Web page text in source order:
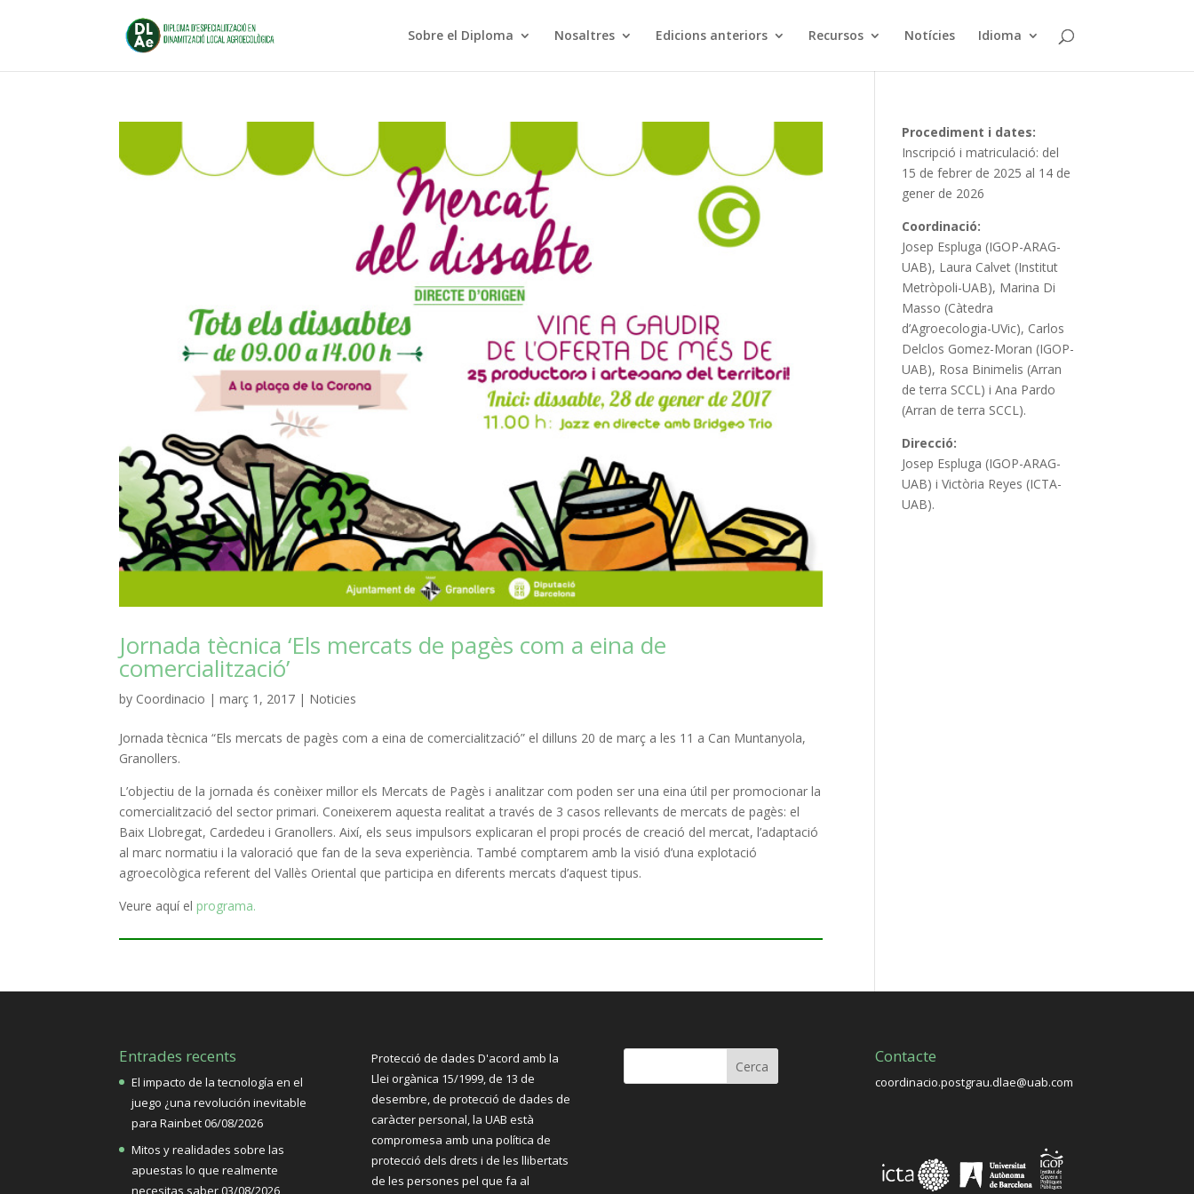
Sobre el Diploma Nosaltres Edicions anteriors Recursos Notícies Idioma
Jornada tècnica ‘Els mercats de pagès com a eina de
comercialització’
by Coordinacio |març 1, 2017 | Noticies
Jornada tècnica “Els mercats de pagès com a eina de comercialització” el dilluns 20 de març a les 11 a Can Muntanyola,
Granollers.
L’objectiu de la jornada és conèixer millor els Mercats de Pagès i analitzar com poden ser una eina útil per promocionar la
comercialització del sector primari. Coneixerem aquesta realitat a través de 3 casos rellevants de mercats de pagès: el
Baix Llobregat, Cardedeu i Granollers. Així, els seus impulsors explicaran el propi procés de creació del mercat, l’adaptació
al marc normatiu i la valoració que fan de la seva experiència. També comptarem amb la visió d’una explotació
agroecològica referent del Vallès Oriental que participa en diferents mercats d’aquest tipus.
Veure aquí el programa.
Procediment i dates:
Inscripció i matriculació: del
15 de febrer de 2025 al 14 de
gener de 2026
Coordinació:
Josep Espluga (IGOP-ARAG-
UAB), Laura Calvet (Institut
Metròpoli-UAB), Marina Di
Masso (Càtedra
d’Agroecologia-UVic), Carlos
Delclos Gomez-Moran (IGOP-
UAB), Rosa Binimelis (Arran
de terra SCCL) i Ana Pardo
(Arran de terra SCCL).
Direcció:
Josep Espluga (IGOP-ARAG-
UAB) i Victòria Reyes (ICTA-
UAB).
Entrades recents
El impacto de la tecnología en el
juego ¿una revolución inevitable
para Rainbet06/08/2026
Mitos y realidades sobre las
apuestas lo que realmente
necesitas saber03/08/2026
Protecció de dades D'acord amb la
Llei orgànica 15/1999, de 13 de
desembre, de protecció de dades de
caràcter personal, la UAB està
compromesa amb una política de
protecció dels drets i de les llibertats
de les persones pel que fa al
Contacte
coordinacio.postgrau.dlae@uab.com